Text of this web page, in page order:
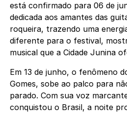
está confirmado para 06 de
dedicada aos amantes das
roqueira, trazendo uma
diferente para o festival,
musical que a Cidade Junina
Em 13 de junho, o fenômeno
Gomes, sobe ao palco para
parado. Com sua voz
conquistou o Brasil, a noite